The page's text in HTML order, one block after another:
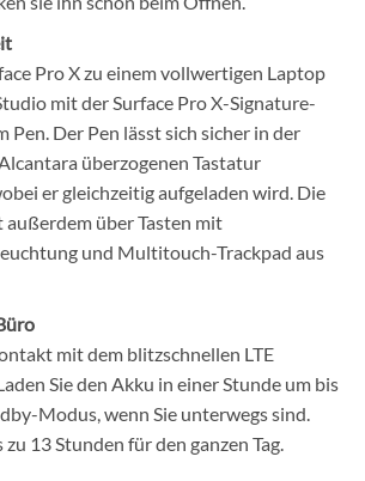
Pro X zu einem vollwertigen Laptop
mit der Surface Pro X-Signature-
Pen. Der Pen lässt sich sicher in der
überzogenen Tastatur
er gleichzeitig aufgeladen wird. Die
über Tasten mit
und Multitouch-Trackpad aus
mit dem blitzschnellen LTE
Sie den Akku in einer Stunde um bis
Modus, wenn Sie unterwegs sind.
13 Stunden für den ganzen Tag.